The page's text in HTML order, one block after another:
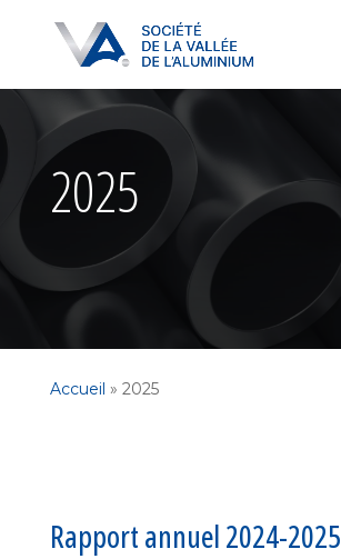
2025
Accueil » 2025
Rapport annuel 2024-2025